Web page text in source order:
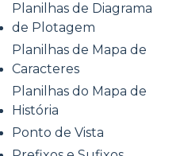
Planilhas de Diagrama
de Plotagem
Planilhas de Mapa de
Caracteres
Planilhas do Mapa de
História
Ponto de Vista